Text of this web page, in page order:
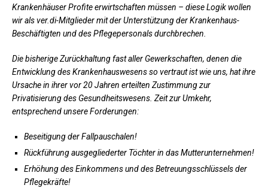
Krankenhäuser Profite erwirtschaften müssen – diese Logik wollen
wir als ver.di-Mitglieder mit der Unterstützung der Krankenhaus-
Beschäftigten und des Pflegepersonals durchbrechen.
Die bisherige Zurückhaltung fast aller Gewerkschaften, denen die
Entwicklung des Krankenhauswesens so vertraut ist wie uns, hat ihre
Ursache in ihrer vor 20 Jahren erteilten Zustimmung zur
Privatisierung des Gesundheitswesens. Zeit zur Umkehr,
entsprechend unsere Forderungen:
Beseitigung der Fallpauschalen!
Rückführung ausgegliederter Töchter in das Mutterunternehmen!
Erhöhung des Einkommens und des Betreuungsschlüssels der
Pflegekräfte!